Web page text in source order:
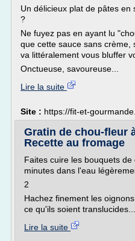
Un délicieux plat de pâtes
?
Ne fuyez pas en ayant lu
que cette sauce sans
va littéralement vous bluffer
Onctueuse, savoureuse...
Lire la suite
Site : https://fit-et-
Gratin de chou-fleur
Recette au fromage
Faites cuire les bouquets
minutes dans l'eau
2
Hachez finement les
ce qu'ils soient translucides....
Lire la suite